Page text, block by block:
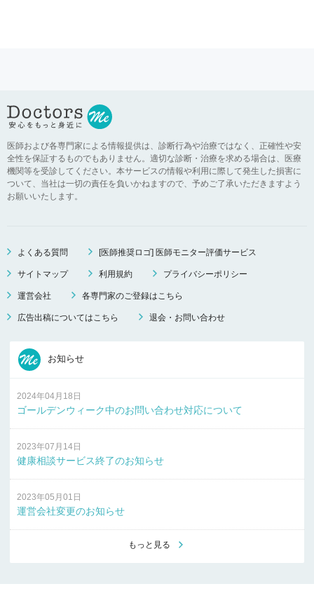
医師および各専門家による情報提供は、診断行為や治療ではなく、正確性や安
全性を保証するものでもありません。適切な診断・治療を求める場合は、医療
機関等を受診してください。本サービスの情報や利用に際して発生した損害に
ついて、当社は一切の責任を負いかねますので、予めご了承いただきますよう
お願いいたします。
よくある質問 [医師推奨ロゴ] 医師モニター評価サービス
サイトマップ 利用規約 プライバシーポリシー
運営会社 各専門家のご登録はこちら
広告出稿についてはこちら 退会・お問い合わせ
お知らせ
2024年04月18日
ゴールデンウィーク中のお問い合わせ対応について
2023年07月14日
健康相談サービス終了のお知らせ
2023年05月01日
運営会社変更のお知らせ
もっと見る